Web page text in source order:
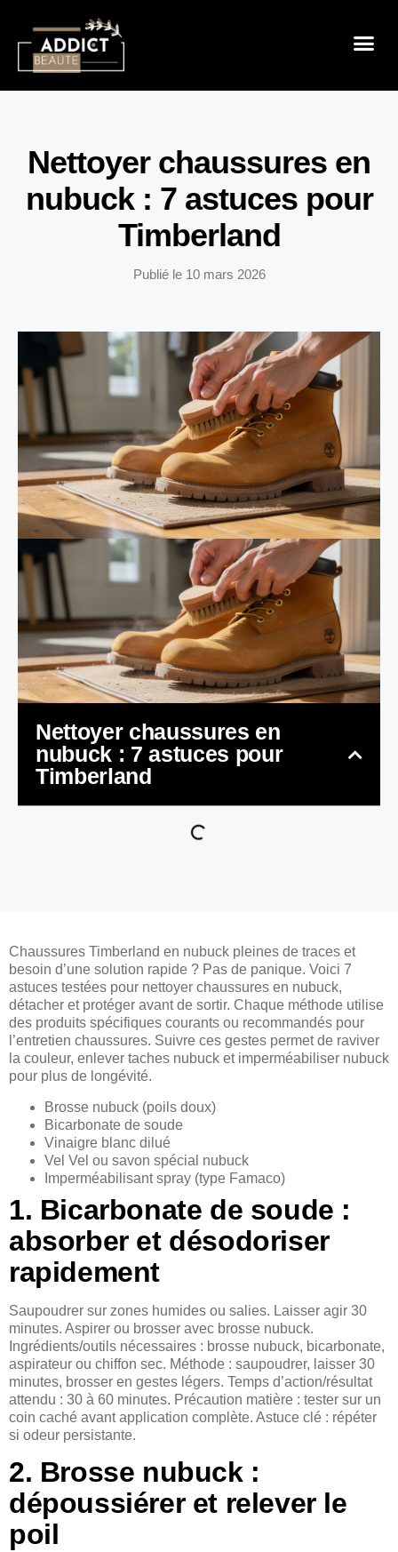
Nettoyer chaussures en
nubuck : 7 astuces pour
Timberland
Publié le 10 mars 2026
Nettoyer chaussures en
nubuck : 7 astuces pour
Timberland
Chaussures Timberland en nubuck pleines de traces et
besoin d’une solution rapide ? Pas de panique. Voici 7
astuces testées pour nettoyer chaussures en nubuck,
détacher et protéger avant de sortir. Chaque méthode utilise
des produits spécifiques courants ou recommandés pour
l’entretien chaussures. Suivre ces gestes permet de raviver
la couleur, enlever taches nubuck et imperméabiliser nubuck
pour plus de longévité.
Brosse nubuck (poils doux)
Bicarbonate de soude
Vinaigre blanc dilué
Vel Vel ou savon spécial nubuck
Imperméabilisant spray (type Famaco)
1. Bicarbonate de soude :
absorber et désodoriser
rapidement
Saupoudrer sur zones humides ou salies. Laisser agir 30
minutes. Aspirer ou brosser avec brosse nubuck.
Ingrédients/outils nécessaires : brosse nubuck, bicarbonate,
aspirateur ou chiffon sec. Méthode : saupoudrer, laisser 30
minutes, brosser en gestes légers. Temps d’action/résultat
attendu : 30 à 60 minutes. Précaution matière : tester sur un
coin caché avant application complète. Astuce clé : répéter
si odeur persistante.
2. Brosse nubuck :
dépoussiérer et relever le
poil